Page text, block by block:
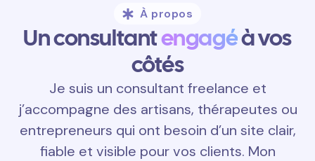
À propos
Un consultantengagéà vos
côtés
Je suis un consultant freelance et
j’accompagne des artisans, thérapeutes ou
entrepreneurs qui ont besoin d’un site clair,
fiable et visible pour vos clients. Mon